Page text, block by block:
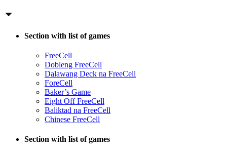
Section with list of games
FreeCell
Dobleng FreeCell
Dalawang Deck na FreeCell
ForeCell
Baker’s Game
Eight Off FreeCell
Baliktad na FreeCell
Chinese FreeCell
Section with list of games